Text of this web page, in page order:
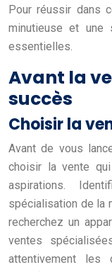
Pour réussir dans
minutieuse et une
essentielles.
Avant la
succès
Choisir la
Avant de vous
choisir la vente
aspirations.
spécialisation de la
recherchez un
ventes
attentivement les